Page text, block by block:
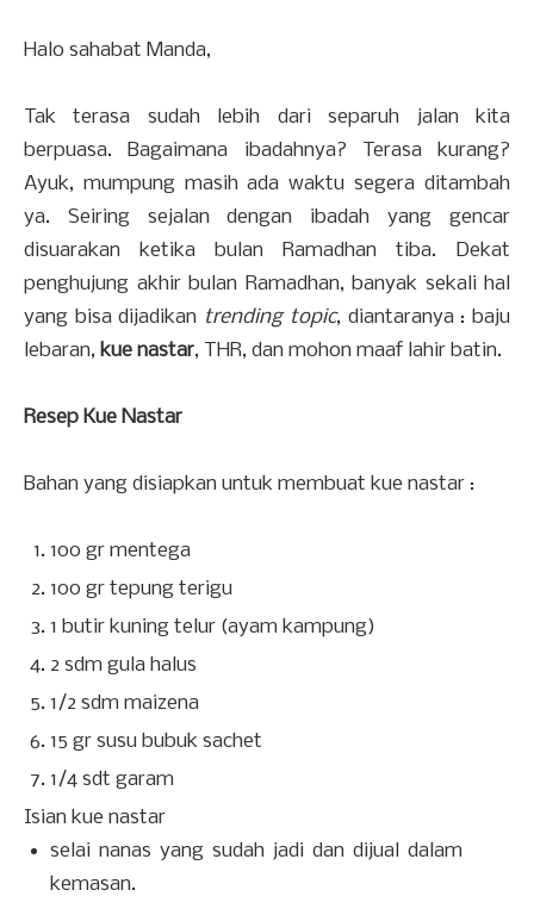
Halo sahabat Manda,
Tak terasa sudah lebih dari separuh jalan kita
berpuasa. Bagaimana ibadahnya? Terasa kurang?
Ayuk, mumpung masih ada waktu segera ditambah
ya. Seiring sejalan dengan ibadah yang gencar
disuarakan ketika bulan Ramadhan tiba. Dekat
penghujung akhir bulan Ramadhan, banyak sekali hal
yang bisa dijadikan trending topic, diantaranya : baju
lebaran, kue nastar, THR, dan mohon maaf lahir batin.
Resep Kue Nastar
Bahan yang disiapkan untuk membuat kue nastar :
100 gr mentega
100 gr tepung terigu
1 butir kuning telur (ayam kampung)
2 sdm gula halus
1/2 sdm maizena
15 gr susu bubuk sachet
1/4 sdt garam
Isian kue nastar
selai nanas yang sudah jadi dan dijual dalam
kemasan.